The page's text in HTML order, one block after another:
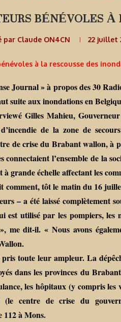
BÉNÉVOLES À
par Claude ON4CN 22 juillet
à la rescousse des
Journal » à propos des 30
suite aux inondations en
Gilles Mahieu,
de la zone de
de crise du Brabant wallon, à
connectaient l’ensemble de la
grande échelle affectant les
tôt le matin du 16
– a été laissé complètement
utilisé par les pompiers, les
me dit-il. « Nous avons
toute leur ampleur. La
dans les provinces du
les hôpitaux (y compris les
centre de crise du
112 à Mons.